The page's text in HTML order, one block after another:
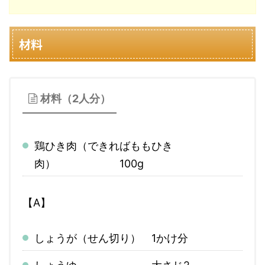
材料
材料（2人分）
鶏ひき肉（できればももひき
肉） 100g
【A】
しょうが（せん切り） 1かけ分